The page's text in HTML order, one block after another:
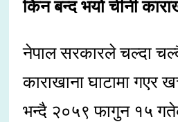
किन बन्द भयो चीनी
नेपाल सरकारले चल्दा
काराखाना घाटामा गएर
भन्दै २०५९ फागुन १५